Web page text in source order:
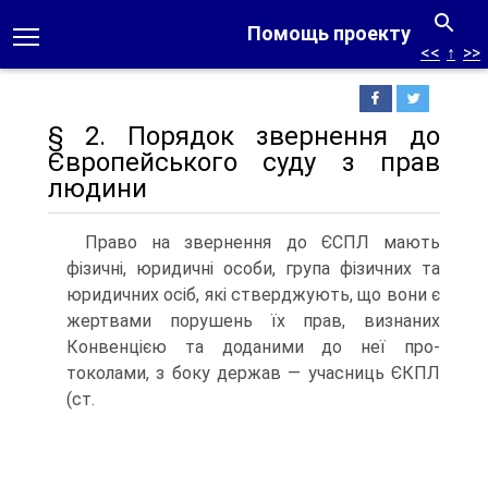
Помощь проекту
<< ↑ >>
§ 2. Порядок звернення до
Європейського суду з прав
людини
Право на звернення до ЄСПЛ мають
фізичні, юридичні особи, група фізичних та
юридичних осіб, які стверджують, що вони є
жерт­вами порушень їх прав, визнаних
Конвенцією та доданими до неї про­
токолами, з боку держав — учасниць ЄКПЛ
(ст.